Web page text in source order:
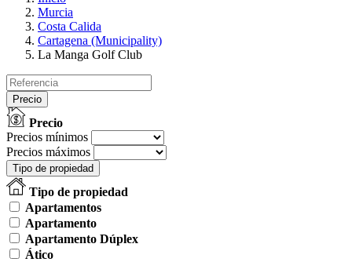
Murcia
Costa Calida
Cartagena (Municipality)
La Manga Golf Club
Precio
Precio
Precios mínimos
Precios máximos
Tipo de propiedad
Tipo de propiedad
Apartamentos
Apartamento
Apartamento Dúplex
Ático